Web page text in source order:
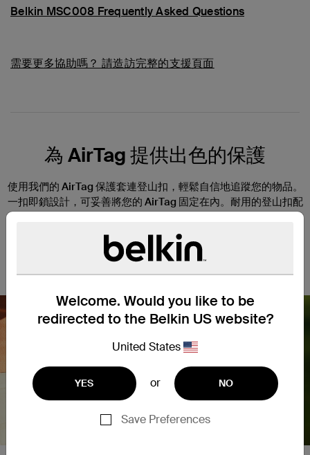
Welcome. Would you like to be
redirected to the Belkin US website?
United States
YES or NO
Save Preferences
Belkin MSC008 Frequently Asked Questions
需要更多協助嗎？ 請造訪完整的支援頁面
為 AirTag 提供出色的保護
使用我們的 AirTag 保護套連登山扣，輕鬆自信地追蹤您的物品。
一扣即鎖設計，可妥善將您的 AirTag 固定在內。耐用的登山扣配
備方便、穩固、安全的金屬環與彈簧門，能輕鬆緊扣在您的隨身
物品上。保護套凸起的邊緣提供刮擦防護，而開放式設計讓
AirTag 的兩側皆可見，輕鬆展露個人化訊息。備有四款時尚顏色
可供搭配與整理。
Next